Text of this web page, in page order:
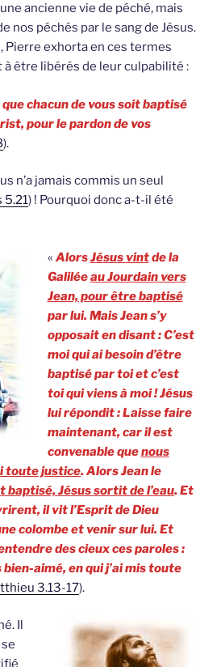
ancienne vie de péché, mais
nos péchés par le sang de Jésus.
Pierre exhorta en ces termes
être libérés de leur culpabilité :
chacun de vous soit baptisé
pour le pardon de vos
).
n’a jamais commis un seul
5.21) ! Pourquoi donc a-t-il été
« AlorsJésus vintde la
Galiléeau Jourdain vers
Jean, pour être baptisé
par lui. Mais Jean s’y
opposait en disant : C’est
moi qui ai besoin d’être
baptisé par toi et c’est
toi qui viens à moi ! Jésus
lui répondit : Laisse faire
maintenant, car il est
convenable quenous
toute justice. Alors Jean le
baptisé, Jésus sortit de l’eau. Et
il vit l’Esprit de Dieu
colombe et venir sur lui. Et
des cieux ces paroles :
aimé, en qui j’ai mis toute
3.13-17).
Il